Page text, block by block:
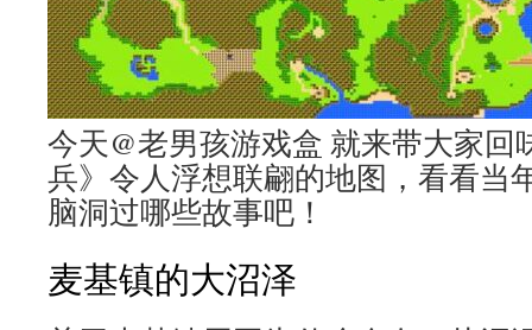
今天@老男孩游戏盒 就来带大家回
兵》令人浮想联翩的地图，看看当
脑洞过哪些故事吧！
麦基镇的大沼泽